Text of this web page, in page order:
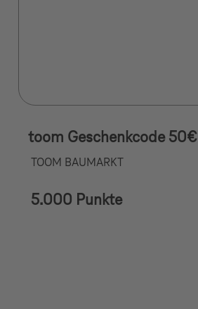
toom Geschenkcode 50€
TOOM BAUMARKT
5.000 Punkte